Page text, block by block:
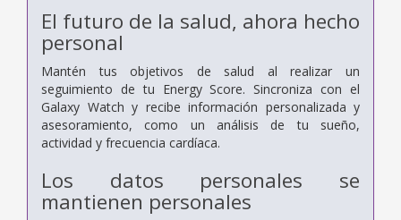
El futuro de la salud, ahora hecho
personal
Mantén tus objetivos de salud al realizar un
seguimiento de tu Energy Score. Sincroniza con el
Galaxy Watch y recibe información personalizada y
asesoramiento, como un análisis de tu sueño,
actividad y frecuencia cardíaca.
Los datos personales se
mantienen personales